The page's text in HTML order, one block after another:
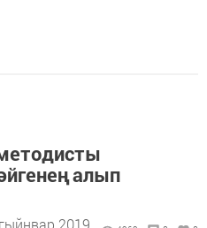
алып
2019